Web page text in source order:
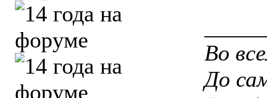
Во
До